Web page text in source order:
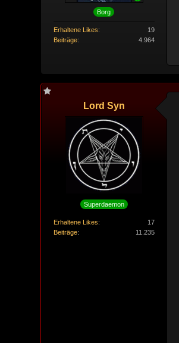
Borg
Erhaltene Likes
19
Beiträge
4.964
Lord Syn
Superdaemon
Erhaltene Likes
17
Beiträge
11.235